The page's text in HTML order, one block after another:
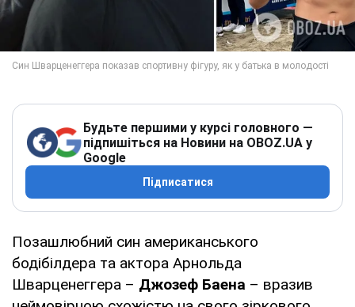
Будьте першими у курсі головного —
підпишіться на Новини на OBOZ.UA у
Google
Підписатися
Позашлюбний син американського
бодібілдера та актора Арнольда
Шварценеггера – Джозеф Баена – вразив